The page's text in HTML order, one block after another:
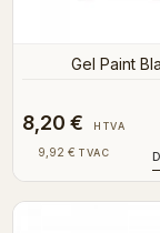
Gel Paint
8,20 € HTVA
9,92 € TVAC